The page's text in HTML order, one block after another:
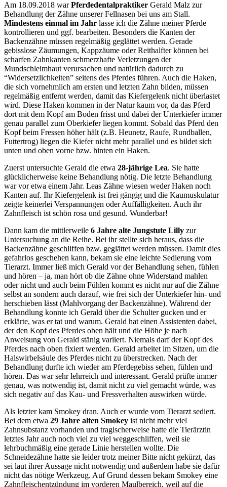
Am 18.09.2018 warPferdedentalpraktiker Gerald Malz zur
Behandlung der Zähne unserer Fellnasen bei uns am Stall.
Mindestens einmal im Jahr lasse ich die Zähne meiner Pferde
kontrollieren und ggf. bearbeiten. Besonders die Kanten der
Backenzähne müssen regelmäßig geglättet werden. Gerade
gebisslose Zäumungen, Kappzäume oder Reithalfter können bei
scharfen Zahnkanten schmerzhafte Verletzungen der
Mundschleimhaut verursachen und natürlich dadurch zu
“Widersetzlichkeiten” seitens des Pferdes führen. Auch die Haken,
die sich vornehmlich am ersten und letzten Zahn bilden, müssen
regelmäßig entfernt werden, damit das Kiefergelenk nicht überlastet
wird. Diese Haken kommen in der Natur kaum vor, da das Pferd
dort mit dem Kopf am Boden frisst und dabei der Unterkiefer immer
genau parallel zum Oberkiefer liegen kommt. Sobald das Pferd den
Kopf beim Fressen höher hält (z.B. Heunetz, Raufe, Rundballen,
Futtertrog) liegen die Kiefer nicht mehr parallel und es bildet sich
unten und oben vorne bzw. hinten ein Haken.
Zuerst untersuchte Gerald die etwa 28-jährige Lea. Sie hatte
glücklicherweise keine Behandlung nötig. Die letzte Behandlung
war vor etwa einem Jahr. Leas Zähne wiesen weder Haken noch
Kanten auf. Ihr Kiefergelenk ist frei gängig und die Kaumuskulatur
zeigte keinerlei Verspannungen oder Auffälligkeiten. Auch ihr
Zahnfleisch ist schön rosa und gesund. Wunderbar!
Dann kam die mittlerweile 6 Jahre alte Jungstute Lilly zur
Untersuchung an die Reihe. Bei ihr stellte sich heraus, dass die
Backenzähne geschliffen bzw. geglättet werden müssen. Damit dies
gefahrlos geschehen kann, bekam sie eine leichte Sedierung vom
Tierarzt. Immer ließ mich Gerald vor der Behandlung sehen, fühlen
und hören – ja, man hört ob die Zähne ohne Widerstand mahlen
oder nicht und auch beim Fühlen kommt es nicht nur auf die Zähne
selbst an sondern auch darauf, wie frei sich der Unterkiefer hin- und
herschieben lässt (Mahlvorgang der Backenzähne). Während der
Behandlung konnte ich Gerald über die Schulter gucken und er
erklärte, was er tat und warum. Gerald hat einen Assistenten dabei,
der den Kopf des Pferdes oben hält und die Höhe je nach
Anweisung von Gerald stänig variiert. Niemals darf der Kopf des
Pferdes nach oben fixiert werden. Gerald arbeitet im Sitzen, um die
Halswirbelsäule des Pferdes nicht zu überstrecken. Nach der
Behandlung durfte ich wieder am Pferdegebiss sehen, fühlen und
hören. Das war sehr lehrreich und interessant. Gerald prüfte immer
genau, was notwendig ist, damit nicht zu viel gemacht würde, was
sich negativ auf das Kau- und Fressverhalten auswirken würde.
Als letzter kam Smokey dran. Auch er wurde vom Tierarzt sediert.
Bei dem etwa 29 Jahre alten Smokey ist nicht mehr viel
Zahnsubstanz vorhanden und tragischerweise hatte die Tierärztin
letztes Jahr auch noch viel zu viel weggeschliffen, weil sie
lehrbuchmäßig eine gerade Linie herstellen wollte. Die
Schneidezähne hatte sie leider trotz meiner Bitte nicht gekürzt, das
sei laut ihrer Aussage nicht notwendig und außerdem habe sie dafür
nicht das nötige Werkzeug. Auf Grund dessen bekam Smokey eine
Zahnfleischentzündung im vorderen Maulbereich, weil auf die